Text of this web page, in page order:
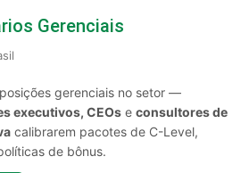
Gerenciais
gerenciais no setor —
executivos, CEOs e consultores de
calibrarem pacotes de C-Level,
de bônus.